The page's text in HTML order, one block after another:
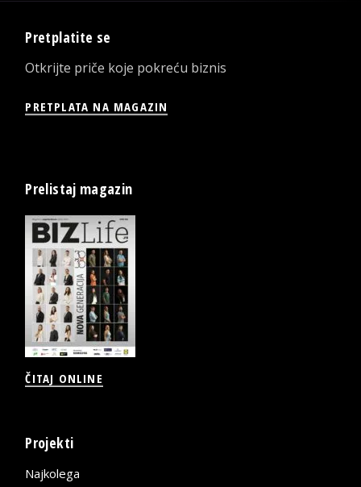
Pretplatite se
Otkrijte priče koje pokreću biznis
PRETPLATA NA MAGAZIN
Prelistaj magazin
ČITAJ ONLINE
Projekti
Najkolega